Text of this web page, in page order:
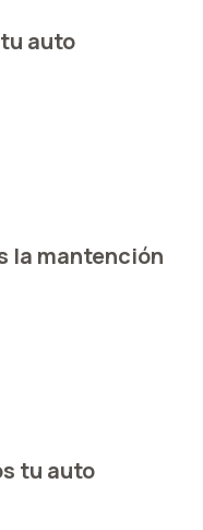
auto
la mantención
tu auto